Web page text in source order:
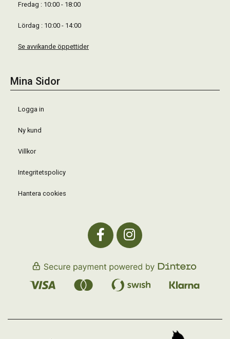
Fredag : 10:00 - 18:00
Lördag : 10:00 - 14:00
Se avvikande öppettider
Mina Sidor
Logga in
Ny kund
Villkor
Integritetspolicy
Hantera cookies